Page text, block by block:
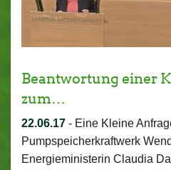
Beantwortung einer
zum…
22.06.17 - Eine Kleine
Pumpspeicherkraftwerk
Energieministerin Claudia